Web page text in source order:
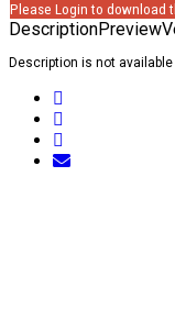
Please Login to download
DescriptionPreview
Description is not